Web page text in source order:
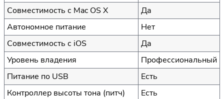
Совместимость с Mac OS X
Да
Автономное питание
Нет
Совместимость с iOS
Да
Уровень владения
Профессиональный
Питание по USB
Есть
Контроллер высоты тона (питч)
Есть